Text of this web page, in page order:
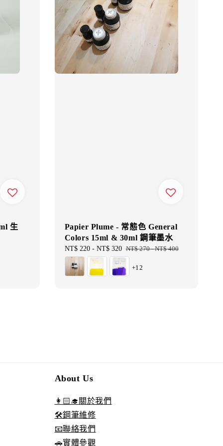
生
Papier Plume - 常態色 General
Colors 15ml & 30ml 鋼筆墨水
Sale
price
NT$ 220- NT$ 320 Regular
price
NT$ 270-NT$ 400
+12
About Us
👩🏻‍🎓關於我們
🛠️鋼筆維修
📧聯絡我們
🚗實體參觀